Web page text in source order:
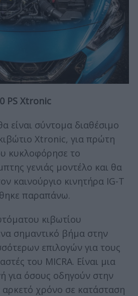
PS Xtronic
είναι σύντομα διαθέσιμο
Xtronic, για πρώτη
κυκλοφόρησε το
γενιάς μοντέλο και θα
καινούργιο κινητήρα IG-T
παραπάνω.
κιβωτίου
σημαντικό βήμα στην
επιλογών για τους
του MICRA. Είναι μια
για όσους οδηγούν στην
χρόνο σε κατάσταση